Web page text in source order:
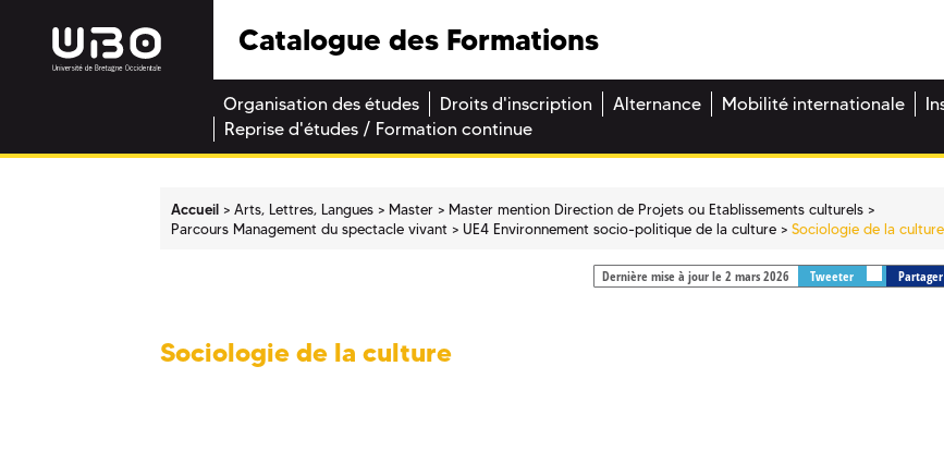
Catalogue des Formations
Organisation des études Droits d'inscription Alternance Mobilité internationale
Reprise d'études / Formation continue
Accueil Arts, Lettres, Langues Master
Master mention Direction de Projets ou Etablissements culturels
Parcours Management du spectacle vivant
UE4 Environnement socio-politique de la culture Sociologie de la culture
Dernière mise à jour le 2 mars 2026 Tweeter Partager
Sociologie de la culture